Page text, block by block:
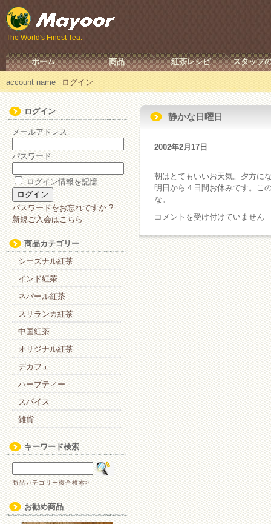
The World's Finest Tea.
ホーム 商品 紅茶レシピ スタッフ
account name ログイン
ログイン
メールアドレス
パスワード
ログイン情報を記憶
パスワードをお忘れですか ?
新規ご入会はこちら
商品カテゴリー
シーズナル紅茶
インド紅茶
ネパール紅茶
スリランカ紅茶
中国紅茶
オリジナル紅茶
デカフェ
ハーブティー
スパイス
雑貨
キーワード検索
商品カテゴリー複合検索>
お勧め商品
静かな日曜日
2002年2月17日
朝はとてもいいお天気。夕方に
明日から４日間お休みです。こ
な。
静
な
日
曜
日
は
コメントを受け付けていません